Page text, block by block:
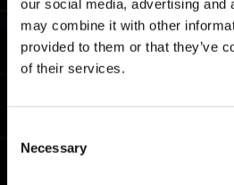
our social media, advertising and
may combine it with other
provided to them or that they’ve
of their services.
Selection
Necessary
平均クリアタイム
08:28.69
す。
マスターランクボーダー